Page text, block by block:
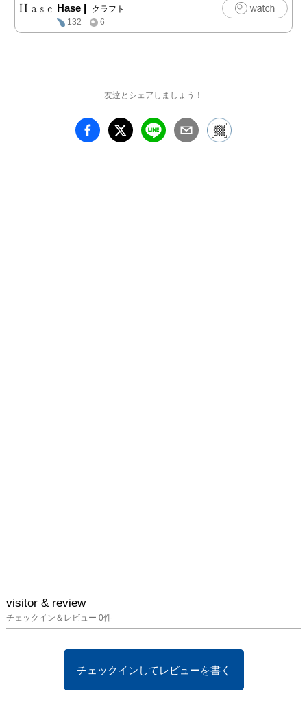
Hase |
クラフト
132
6
友達とシェアしましょう！
visitor & review
チェックイン＆レビュー 0件
チェックインしてレビューを書く